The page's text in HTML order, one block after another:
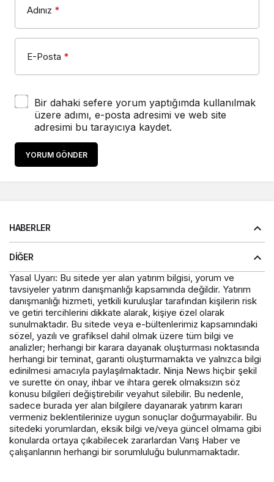
Adınız *
E-Posta *
Bir dahaki sefere yorum yaptığımda kullanılmak
üzere adımı, e-posta adresimi ve web site
adresimi bu tarayıcıya kaydet.
YORUM GÖNDER
HABERLER
DIĞER
Yasal Uyarı: Bu sitede yer alan yatırım bilgisi, yorum ve
tavsiyeler yatırım danışmanlığı kapsamında değildir. Yatırım
danışmanlığı hizmeti, yetkili kuruluşlar tarafından kişilerin risk
ve getiri tercihlerini dikkate alarak, kişiye özel olarak
sunulmaktadır. Bu sitede veya e-bültenlerimiz kapsamındaki
sözel, yazılı ve grafiksel dahil olmak üzere tüm bilgi ve
analizler; herhangi bir karara dayanak oluşturması noktasında
herhangi bir teminat, garanti oluşturmamakta ve yalnızca bilgi
edinilmesi amacıyla paylaşılmaktadır. Ninja News hiçbir şekil
ve surette ön onay, ihbar ve ihtara gerek olmaksızın söz
konusu bilgileri değiştirebilir veyahut silebilir. Bu nedenle,
sadece burada yer alan bilgilere dayanarak yatırım kararı
vermeniz beklentilerinize uygun sonuçlar doğurmayabilir. Bu
sitedeki yorumlardan, eksik bilgi ve/veya güncel olmama gibi
konularda ortaya çıkabilecek zararlardan Varış Haber ve
çalışanlarının herhangi bir sorumluluğu bulunmamaktadır.